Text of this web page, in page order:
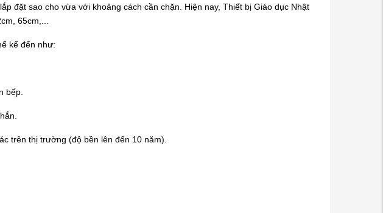
đặt sao cho vừa với khoảng cách cần chặn. Hiện nay, Thiết bị Giáo dục Nhật
65cm,...
kể đến như:
bếp.
trên thị trường (độ bền lên đến 10 năm).